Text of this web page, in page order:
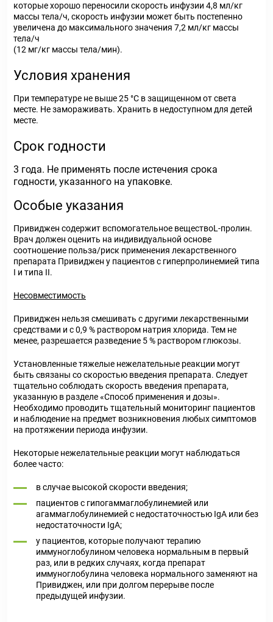
которые хорошо переносили скорость инфузии 4,8 мл/кг
массы тела/ч, скорость инфузии может быть постепенно
увеличена до максимального значения 7,2 мл/кг массы
тела/ч
(12 мг/кг массы тела/мин).
Условия хранения
При температуре не выше 25 °С в защищенном от света
месте. Не замораживать. Хранить в недоступном для детей
месте.
Срок годности
3 года. Не применять после истечения срока
годности, указанного на упаковке.
Особые указания
Привиджен содержит вспомогательное веществоL-пролин.
Врач должен оценить на индивидуальной основе
соотношение польза/риск применения лекарственного
препарата Привиджен у пациентов с гиперпролинемией типа
I и типа II.
Несовместимость
Привиджен нельзя смешивать с другими лекарственными
средствами и с 0,9 % раствором натрия хлорида. Тем не
менее, разрешается разведение 5 % раствором глюкозы.
Установленные тяжелые нежелательные реакции могут
быть связаны со скоростью введения препарата. Следует
тщательно соблюдать скорость введения препарата,
указанную в разделе «Способ применения и дозы».
Необходимо проводить тщательный мониторинг пациентов
и наблюдение на предмет возникновения любых симптомов
на протяжении периода инфузии.
Некоторые нежелательные реакции могут наблюдаться
более часто:
в случае высокой скорости введения;
пациентов с гипогаммаглобулинемией или
агаммаглобулинемией с недостаточностью IgA или без
недостаточности IgA;
у пациентов, которые получают терапию
иммуноглобулином человека нормальным в первый
раз, или в редких случаях, когда препарат
иммуноглобулина человека нормального заменяют на
Привиджен, или при долгом перерыве после
предыдущей инфузии.